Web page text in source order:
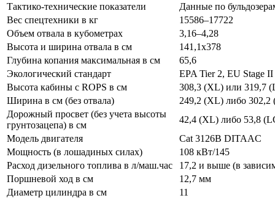
Тактико-технические показатели
Данные по
Вес спецтехники в кг
15586–17722
Объем отвала в кубометрах
3,16–4,28
Высота и ширина отвала в см
141,1х378
Глубина копания максимальная в см
65,6
Экологический стандарт
EPA Tier 2, EU Stage II
Высота кабины с ROPS в см
308,3 (XL) или 319,7
Ширина в см (без отвала)
249,2 (XL) либо 302,2
Дорожный просвет (без учета высоты
грунтозацепа) в см
42,4 (XL) либо 53,8
Модель двигателя
Cat 3126В DITAAC
Мощность (в лошадиных силах)
108 кВт/145
Расход дизельного топлива в л/маш.час
17,2 и выше (в
Поршневой ход в см
12,7 мм
Диаметр цилиндра в см
11